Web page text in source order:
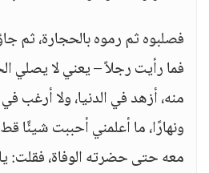
فصلبوه ثم رموه بالحجارة، ثم
فما رأيت رجلاً – يعني لا يصلي
منه، أزهد في الدنيا، ولا أرغب في
ونهارًا، ما أعلمني أحببت شيئًا
معه حتى حضرته الوفاة، فقلت: